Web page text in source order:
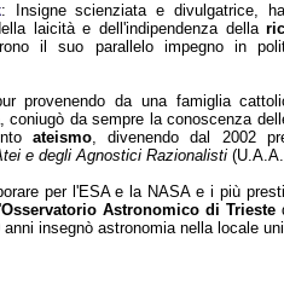
: Insigne scienziata e divulgatrice,
laicità e dell'indipendenza della
il suo parallelo impegno in
provenendo da una famiglia
coniugò da sempre la conoscenza
ateismo, divenendo dal 2002
e degli Agnostici Razionalisti
per l'ESA e la NASA e i più
Osservatorio Astronomico di Trieste
insegnò astronomia nella locale